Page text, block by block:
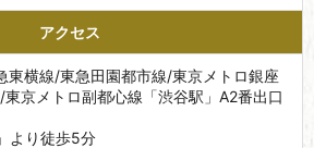
アクセス
東横線/東急田園都市線/東京メトロ銀座
京メトロ副都心線「渋谷駅」A2番出口
より徒歩5分